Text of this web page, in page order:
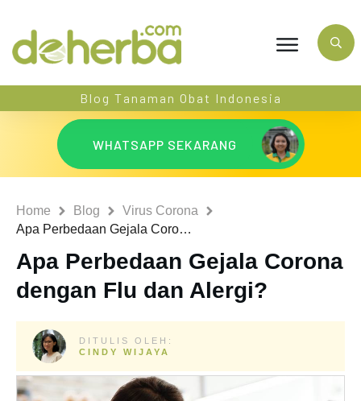
Blog Tanaman Obat Indonesia
WHATSAPP SEKARANG
Home Blog
Virus Corona
Apa Perbedaan Gejala Corona dengan Flu dan Alergi?
Apa Perbedaan Gejala Corona
dengan Flu dan Alergi?
DITULIS OLEH:
CINDY WIJAYA